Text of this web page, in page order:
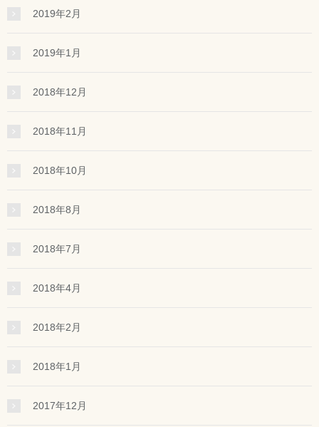
2019年2月
2019年1月
2018年12月
2018年11月
2018年10月
2018年8月
2018年7月
2018年4月
2018年2月
2018年1月
2017年12月